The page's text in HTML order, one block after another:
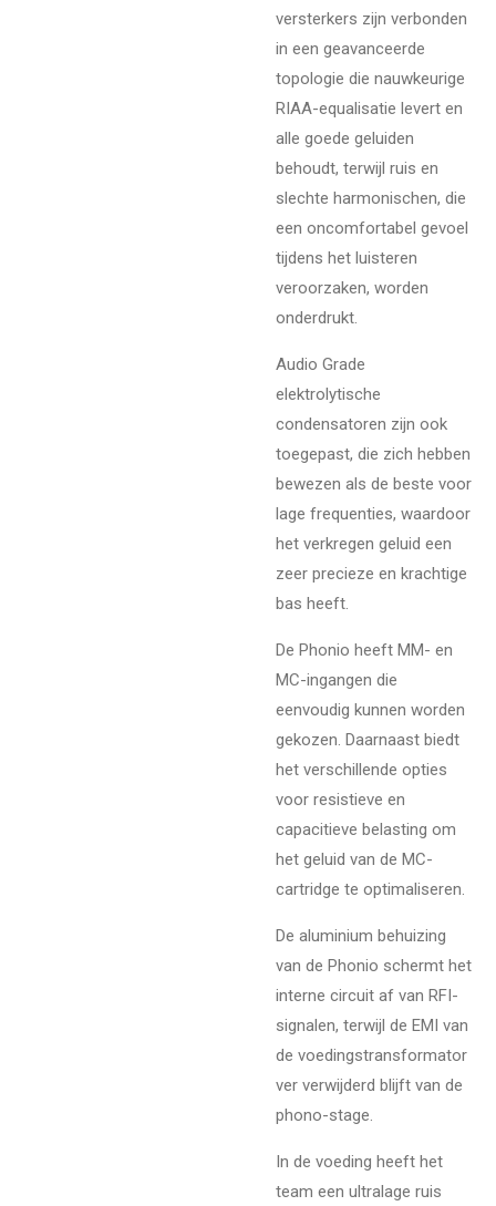
versterkers zijn verbonden
in een geavanceerde
topologie die nauwkeurige
RIAA-equalisatie levert en
alle goede geluiden
behoudt, terwijl ruis en
slechte harmonischen, die
een oncomfortabel gevoel
tijdens het luisteren
veroorzaken, worden
onderdrukt.
Audio Grade
elektrolytische
condensatoren zijn ook
toegepast, die zich hebben
bewezen als de beste voor
lage frequenties, waardoor
het verkregen geluid een
zeer precieze en krachtige
bas heeft.
De Phonio heeft MM- en
MC-ingangen die
eenvoudig kunnen worden
gekozen. Daarnaast biedt
het verschillende opties
voor resistieve en
capacitieve belasting om
het geluid van de MC-
cartridge te optimaliseren.
De aluminium behuizing
van de Phonio schermt het
interne circuit af van RFI-
signalen, terwijl de EMI van
de voedingstransformator
ver verwijderd blijft van de
phono-stage.
In de voeding heeft het
team een ultralage ruis